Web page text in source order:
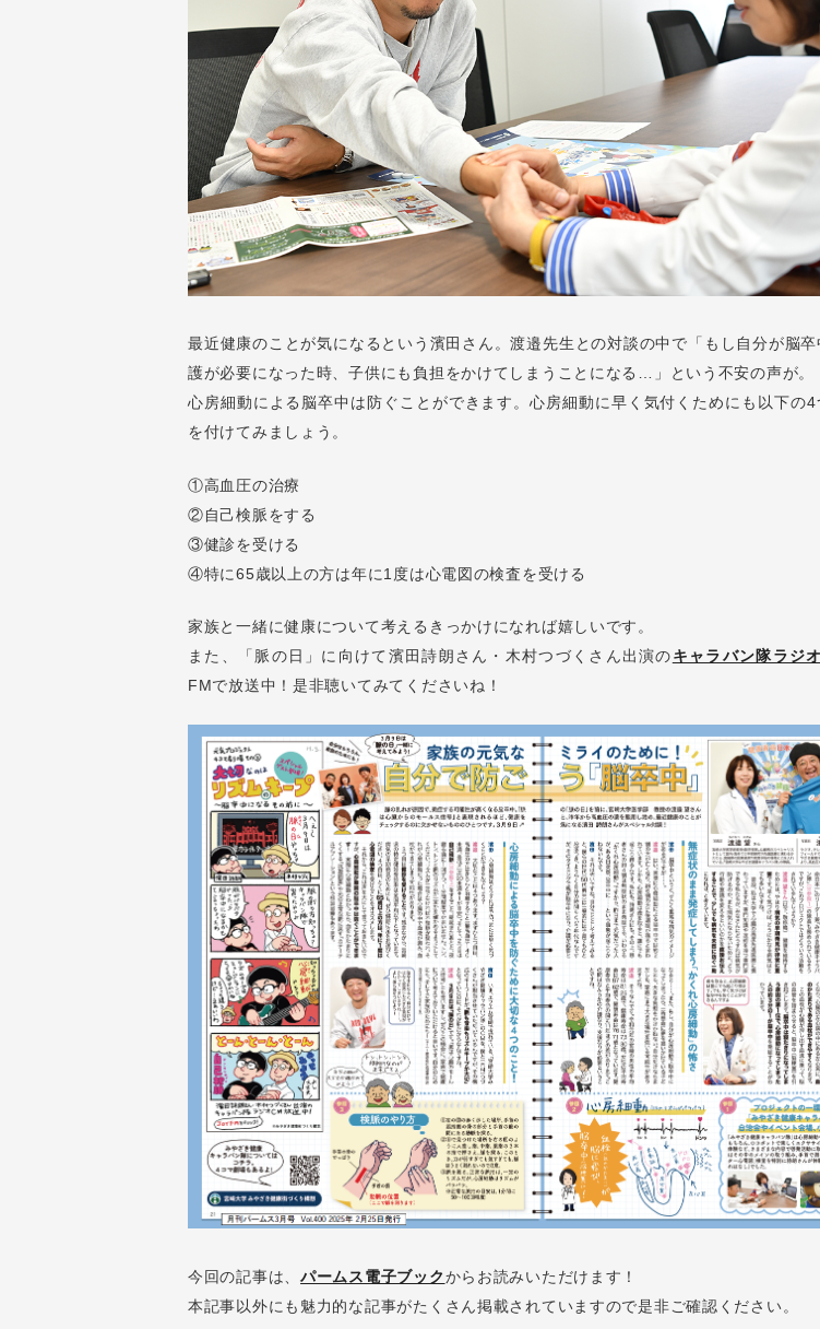
最近健康のことが気になるという濱田さん。渡邉先生との対談の中で「もし自分が脳卒
護が必要になった時、子供にも負担をかけてしまうことになる…」という不安の声が。
心房細動による脳卒中は防ぐことができます。心房細動に早く気付くためにも以下の4
を付けてみましょう。
①高血圧の治療
②自己検脈をする
③健診を受ける
④特に65歳以上の方は年に1度は心電図の検査を受ける
家族と一緒に健康について考えるきっかけになれば嬉しいです。
また、「脈の日」に向けて濱田詩朗さん・木村つづくさん出演のキャラバン隊ラジ
FMで放送中！是非聴いてみてくださいね！
今回の記事は、パームス電子ブックからお読みいただけます！
本記事以外にも魅力的な記事がたくさん掲載されていますので是非ご確認ください。